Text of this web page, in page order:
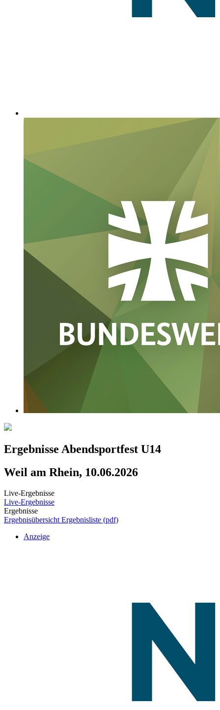
Ergebnisse Abendsportfest U14
Weil am Rhein, 10.06.2026
Live-Ergebnisse
Live-Ergebnisse
Ergebnisse
Ergebnisübersicht Ergebnisliste (pdf)
Anzeige